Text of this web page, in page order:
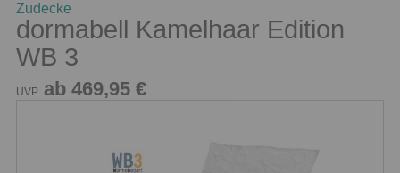
Zudecke
dormabell Kamelhaar Edition
WB 3
UVP ab 469,95 €